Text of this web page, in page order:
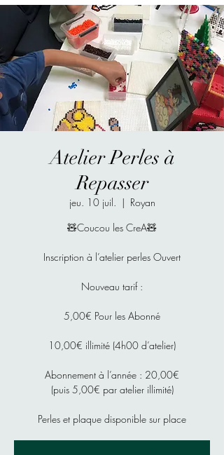
Atelier Perles à
Repasser
jeu. 10 juil.
  |
Royan
🧸Coucou les CreA🧸
Inscription à l’atelier perles Ouvert
Nouveau tarif :
5,00€ Pour les Abonné
10,00€ illimité (4h00 d’atelier)
Abonnement à l’année : 20,00€
(puis 5,00€ par atelier illimité)
Perles et plaque disponible sur place